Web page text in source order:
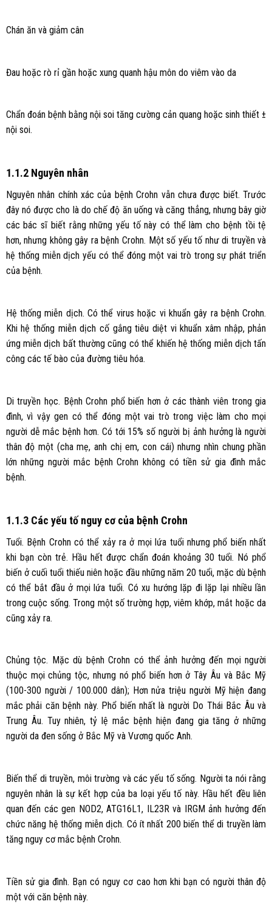
Chán ăn và giảm cân
Đau hoặc rò rỉ gần hoặc xung quanh hậu môn do viêm vào da
Chẩn đoán bệnh bằng nội soi tăng cường cản quang hoặc sinh thiết ±
nội soi.
1.1.2 Nguyên nhân
Nguyên nhân chính xác của bệnh Crohn vẫn chưa được biết. Trước
đây nó được cho là do chế độ ăn uống và căng thẳng, nhưng bây giờ
các bác sĩ biết rằng những yếu tố này có thể làm cho bệnh tồi tệ
hơn, nhưng không gây ra bệnh Crohn. Một số yếu tố như di truyền và
hệ thống miễn dịch yếu có thể đóng một vai trò trong sự phát triển
của bệnh.
Hệ thống miễn dịch. Có thể virus hoặc vi khuẩn gây ra bệnh Crohn.
Khi hệ thống miễn dịch cố gắng tiêu diệt vi khuẩn xâm nhập, phản
ứng miễn dịch bất thường cũng có thể khiến hệ thống miễn dịch tấn
công các tế bào của đường tiêu hóa.
Di truyền học. Bệnh Crohn phổ biến hơn ở các thành viên trong gia
đình, vì vậy gen có thể đóng một vai trò trong việc làm cho mọi
người dễ mắc bệnh hơn. Có tới 15% số người bị ảnh hưởng là người
thân độ một (cha mẹ, anh chị em, con cái) nhưng nhìn chung phần
lớn những người mắc bệnh Crohn không có tiền sử gia đình mắc
bệnh.
1.1.3 Các yếu tố nguy cơ của bệnh Crohn
Tuổi. Bệnh Crohn có thể xảy ra ở mọi lứa tuổi nhưng phổ biến nhất
khi bạn còn trẻ. Hầu hết được chẩn đoán khoảng 30 tuổi. Nó phổ
biến ở cuối tuổi thiếu niên hoặc đầu những năm 20 tuổi, mặc dù bệnh
có thể bắt đầu ở mọi lứa tuổi. Có xu hướng lặp đi lặp lại nhiều lần
trong cuộc sống. Trong một số trường hợp, viêm khớp, mắt hoặc da
cũng xảy ra.
Chủng tộc. Mặc dù bệnh Crohn có thể ảnh hưởng đến mọi người
thuộc mọi chủng tộc, nhưng nó phổ biến hơn ở Tây Âu và Bắc Mỹ
(100-300 người / 100.000 dân); Hơn nửa triệu người Mỹ hiện đang
mắc phải căn bệnh này. Phổ biến nhất là người Do Thái Bắc Âu và
Trung Âu. Tuy nhiên, tỷ lệ mắc bệnh hiện đang gia tăng ở những
người da đen sống ở Bắc Mỹ và Vương quốc Anh.
Biến thể di truyền, môi trường và các yếu tố sống. Người ta nói rằng
nguyên nhân là sự kết hợp của ba loại yếu tố này. Hầu hết đều liên
quan đến các gen NOD2, ATG16L1, IL23R và IRGM ảnh hưởng đến
chức năng hệ thống miễn dịch. Có ít nhất 200 biến thể di truyền làm
tăng nguy cơ mắc bệnh Crohn.
Tiền sử gia đình. Bạn có nguy cơ cao hơn khi bạn có người thân độ
một với căn bệnh này.